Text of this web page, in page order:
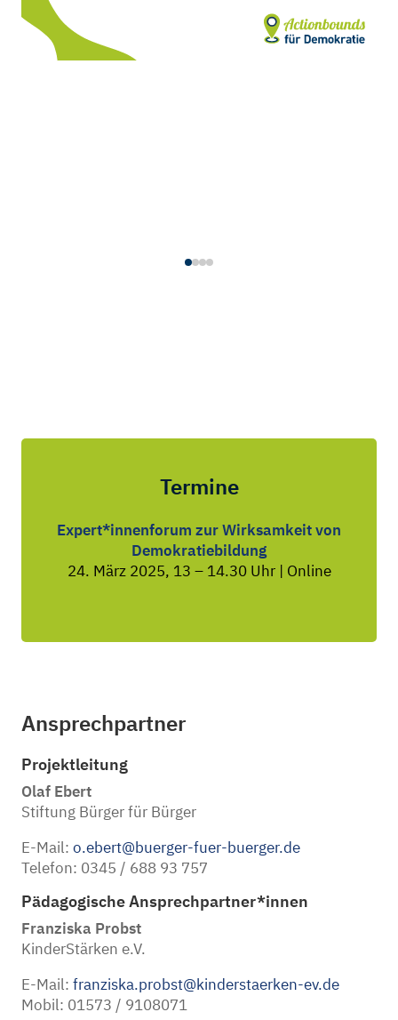
Termine
Expert*innenforum zur Wirksamkeit von
Demokratiebildung
24. März 2025, 13 – 14.30 Uhr | Online
Ansprechpartner
Projektleitung
Olaf Ebert
Stiftung Bürger für Bürger
E-Mail: o.ebert@buerger-fuer-buerger.de
Telefon: 0345 / 688 93 757
Pädagogische Ansprechpartner*innen
Franziska Probst
KinderStärken e.V.
E-Mail: franziska.probst@kinderstaerken-ev.de
Mobil: 01573 / 9108071